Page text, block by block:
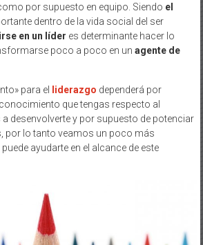
por supuesto en equipo. Siendo el
dentro de la vida social del ser
en un líder es determinante hacer lo
poco a poco en un agente de
para el liderazgo dependerá por
que tengas respecto al
a desenvolverte y por supuesto de potenciar
por lo tanto veamos un poco más
ayudarte en el alcance de este